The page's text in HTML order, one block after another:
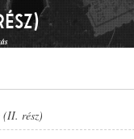
(II. rész)